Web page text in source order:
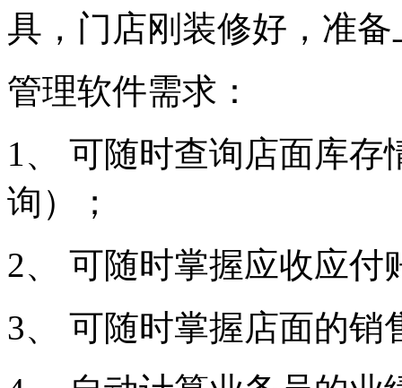
具，门店刚装修好，准
管理软件需求：
1、 可随时查询店面库
询）；
2、 可随时掌握应收应付
3、 可随时掌握店面的销